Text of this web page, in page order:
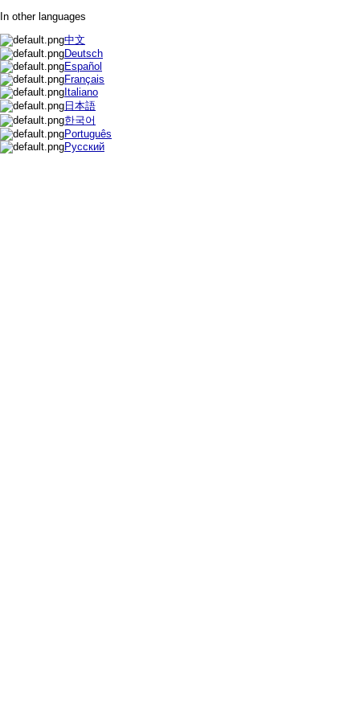
In other languages
中文
Deutsch
Español
Français
Italiano
日本語
한국어
Português
Русский